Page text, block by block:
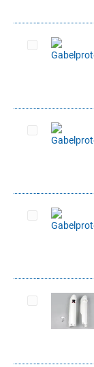
Artikel
Artikel
Artikel
Artikel